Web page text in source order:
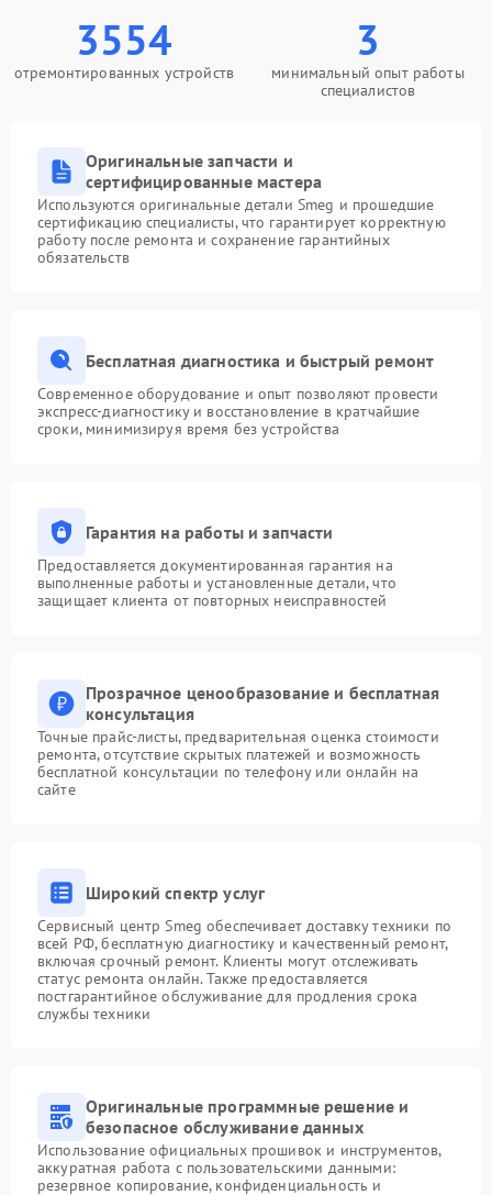
3554
отремонтированных устройств
3
минимальный опыт работы
специалистов
Оригинальные запчасти и
сертифицированные мастера
Используются оригинальные детали Smeg и прошедшие
сертификацию специалисты, что гарантирует корректную
работу после ремонта и сохранение гарантийных
обязательств
Бесплатная диагностика и быстрый ремонт
Современное оборудование и опыт позволяют провести
экспресс-диагностику и восстановление в кратчайшие
сроки, минимизируя время без устройства
Гарантия на работы и запчасти
Предоставляется документированная гарантия на
выполненные работы и установленные детали, что
защищает клиента от повторных неисправностей
Прозрачное ценообразование и бесплатная
консультация
Точные прайс-листы, предварительная оценка стоимости
ремонта, отсутствие скрытых платежей и возможность
бесплатной консультации по телефону или онлайн на
сайте
Широкий спектр услуг
Сервисный центр Smeg обеспечивает доставку техники по
всей РФ, бесплатную диагностику и качественный ремонт,
включая срочный ремонт. Клиенты могут отслеживать
статус ремонта онлайн. Также предоставляется
постгарантийное обслуживание для продления срока
службы техники
Оригинальные программные решение и
безопасное обслуживание данных
Использование официальных прошивок и инструментов,
аккуратная работа с пользовательскими данными:
резервное копирование, конфиденциальность и